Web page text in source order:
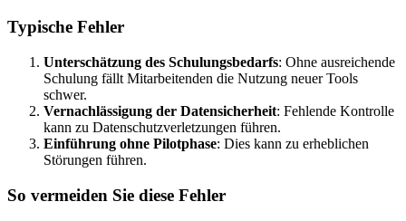
Typische Fehler
Unterschätzung des Schulungsbedarfs: Ohne ausreichende
Schulung fällt Mitarbeitenden die Nutzung neuer Tools
schwer.
Vernachlässigung der Datensicherheit: Fehlende Kontrolle
kann zu Datenschutzverletzungen führen.
Einführung ohne Pilotphase: Dies kann zu erheblichen
Störungen führen.
So vermeiden Sie diese Fehler